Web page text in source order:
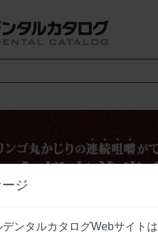
ジ
デンタルカタログWebサイト